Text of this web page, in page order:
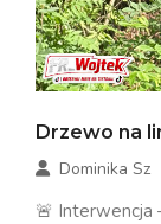
Drzewo na
Dominika Sz
🚨 Interwencja